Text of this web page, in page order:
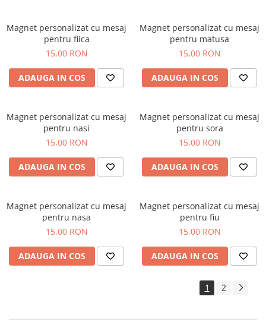
Produse personalizate HORECA
Jucarii din lemn
Bayonete
Magnet personalizat cu mesaj
pentru fiica
15,00 RON
ADAUGA IN COS
Magnet personalizat cu mesaj
pentru matusa
15,00 RON
ADAUGA IN COS
Magnet personalizat cu mesaj
pentru nasi
15,00 RON
ADAUGA IN COS
Magnet personalizat cu mesaj
pentru sora
15,00 RON
ADAUGA IN COS
Magnet personalizat cu mesaj
pentru nasa
15,00 RON
ADAUGA IN COS
Magnet personalizat cu mesaj
pentru fiu
15,00 RON
ADAUGA IN COS
1 2